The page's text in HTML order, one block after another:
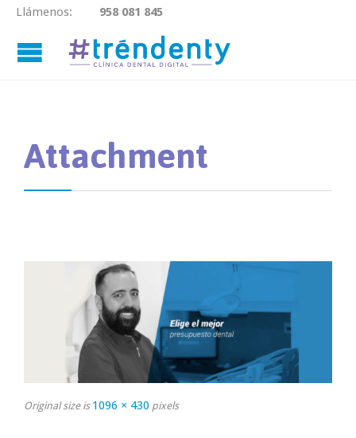
Llámenos: 958 081 845
Attachment
Original size is 1096 × 430 pixels